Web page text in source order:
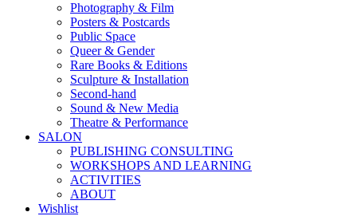
Photography & Film
Posters & Postcards
Public Space
Queer & Gender
Rare Books & Editions
Sculpture & Installation
Second-hand
Sound & New Media
Theatre & Performance
SALON
PUBLISHING CONSULTING
WORKSHOPS AND LEARNING
ACTIVITIES
ABOUT
Wishlist